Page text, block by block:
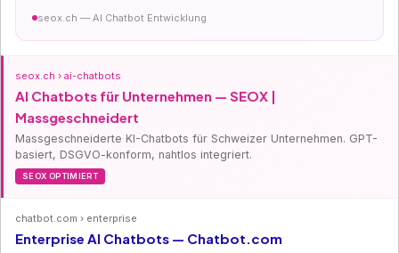
seox.ch — AI Chatbot Entwicklung
seox.ch › ai-chatbots
AI Chatbots für Unternehmen — SEOX |
Massgeschneidert
Massgeschneiderte KI-Chatbots für Schweizer Unternehmen. GPT-
basiert, DSGVO-konform, nahtlos integriert.
SEOX OPTIMIERT
chatbot.com › enterprise
Enterprise AI Chatbots — Chatbot.com